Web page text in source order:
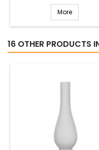
More
16 OTHER PRODUCTS
(3)